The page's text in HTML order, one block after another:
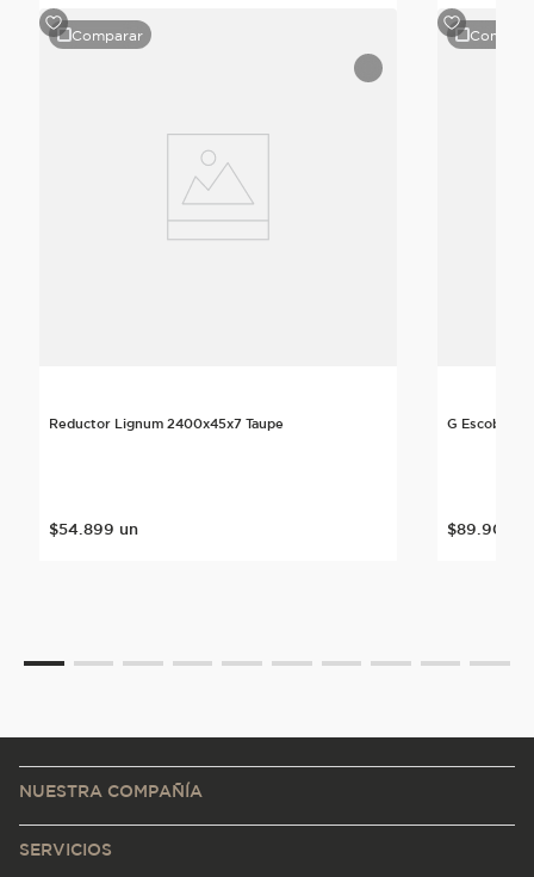
Comparar
Reductor Lignum 2400x45x7 Taupe
$54.899 un
G Escoba
$89.900
NUESTRA COMPAÑÍA
SERVICIOS